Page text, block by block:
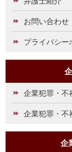
お問い合わせ
プライバシー
企業犯罪・不
企業犯罪・不
企